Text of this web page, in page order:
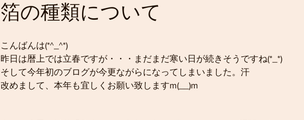
箔の種類について
こんばんは(*^_^*)
昨日は暦上では立春ですが・・・まだまだ寒い日が続きそうですね(*_*)
そして今年初のブログが今更ながらになってしまいました。汗
改めまして、本年も宜しくお願い致しますm(__)m